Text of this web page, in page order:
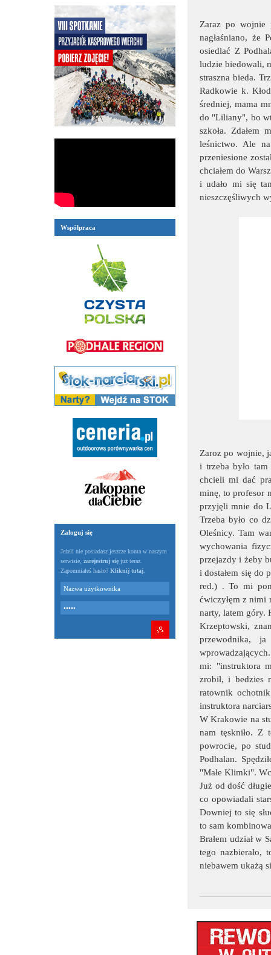
Współpraca
Zaloguj się
Jeżeli nie posiadasz jeszcze konta w naszym
serwisie, zarejestruj się już teraz.
Zapomniałeś hasło? Kliknij tutaj
Zaraz po wojnie
nagłaśniano, że
osiedlać Z
ludzie biedowali,
straszna bieda.
Radkowie k.
średniej, mama
do "Liliany", bo
szkoła. Zdałem
leśnictwo. Ale
przeniesione
chciałem do
i udało mi się
nieszczęśliwych
Zaroz po wojnie,
i trzeba było
chcieli mi dać
minę, to profesor
przyjęli mnie do
Trzeba było co
Oleśnicy. Tam
wychowania
przejazdy i żeby
i dostałem się
red.) . To mi
ćwiczyłęm z nimi
narty, latem góry.
Krzeptowski,
przewodnika,
mi: "instruktora
zrobił, i bedzies
ratownik
instruktora
W Krakowie na
nam tęskniło. Z
powrocie, po
Podhalan.
"Małe Klimki".
Już od dość
co opowiadali
Downiej to się
to sam
Brałem udział w
tego nazbierało,
niebawem ukażą